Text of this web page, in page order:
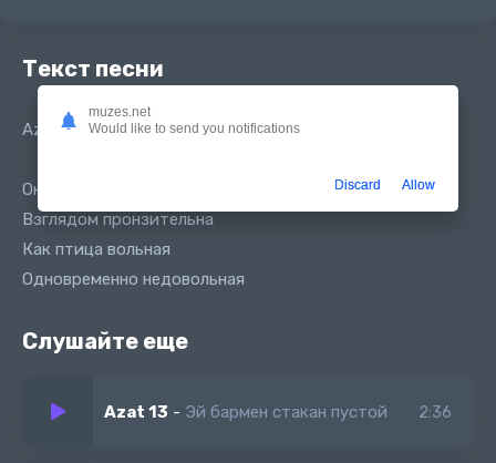
Текст песни
Azat 13 - Она кайф
Она скромная но очень хитрая
Взглядом пронзительна
Как птица вольная
Одновременно недовольная
Слушайте еще
Azat 13 - Эй бармен стакан пустой 2:36
muzes.net
Would like to send you notifications
Discard Allow